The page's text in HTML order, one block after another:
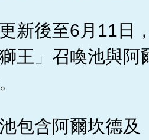
新後至6月11日
王」召喚池與阿
包含阿爾坎德及